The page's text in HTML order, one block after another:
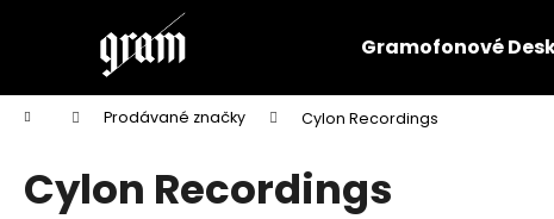
Gramofonové
Domů Prodávané značky Cylon Recordings
Cylon Recordings
í
Zpět
do
obchodu
Zpět
do
obchodu